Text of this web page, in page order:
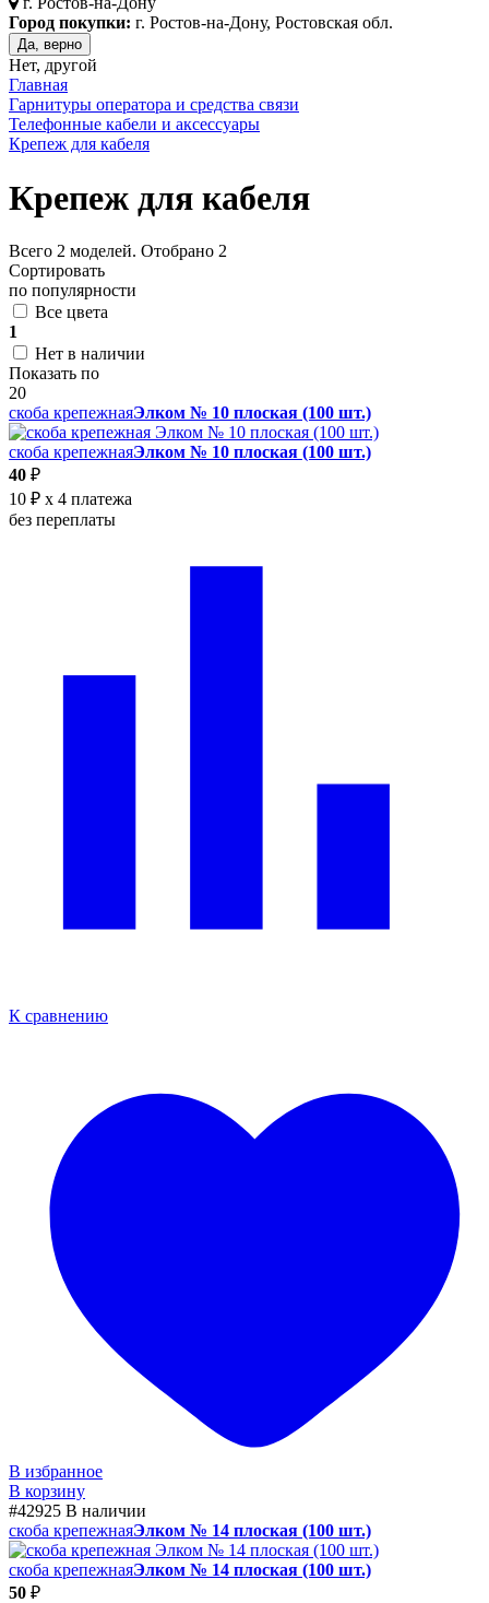
Город покупки: г. Ростов-на-Дону, Ростовская обл.
Да, верно
Нет, другой
Главная
Гарнитуры оператора и средства связи
Телефонные кабели и аксессуары
Крепеж для кабеля
Крепеж для кабеля
Всего 2 моделей. Отобрано 2
Сортировать
по популярности
Все цвета
1
Нет в наличии
Показать по
20
скоба крепежнаяЭлком № 10 плоская (100 шт.)
скоба крепежнаяЭлком № 10 плоская (100 шт.)
40 ₽
10 ₽ x 4 платежа
без переплаты
К сравнению
В избранное
В корзину
#42925 В наличии
скоба крепежнаяЭлком № 14 плоская (100 шт.)
скоба крепежнаяЭлком № 14 плоская (100 шт.)
50 ₽